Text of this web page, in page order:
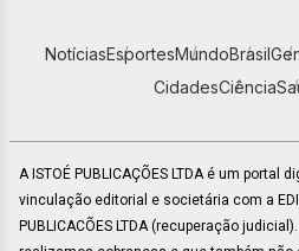
NotíciasEsportesMundoBrasil
CidadesCiência
A ISTOÉ PUBLICAÇÕES LTDA é um portal
vinculação editorial e societária com a
PUBLICACÕES LTDA (recuperação